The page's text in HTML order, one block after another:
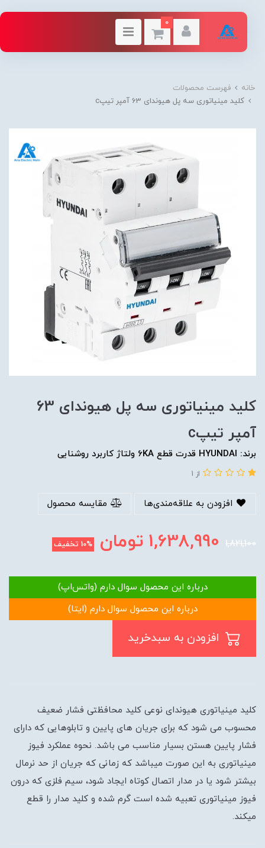
0
خانه
فهرست محصولات
کلید مینیاتوری سه پل هیوندای 63 آمپر تیپc
کلید مینیاتوری سه پل هیوندای 63
آمپر تیپc
برند: HYUNDAI قدرت قطع 6KA ولتاژ کاربرد روشنایی
از 1
افزودن به علاقه‌مندی‌ها مقایسه محصول
1,821,100
1,638,990تومان 10%تخفیف
درباره این محصول سوال دارم (واتس‌اپ)
درباره این محصول سوال دارم (ایتا)
کلید مینیاتوری هیوندای نوعی کلید محافظتی فشار ضعیف
محسوب می شود که برای جریان های پایین و تابلوهایی که دارای
فشار پایین هستن بسیار مناسب می باشد. نحوه عملکرد فیوز
مینیاتوری به این صورت میباشد که زمانی که جریان از حد نرمال
بیشتر شود یا در مدار اتصال کوتاه ایجاد شود، سیم فلزی که درون
فیوز مینیاتوری تعبیه شده است گرم شده و کلید مدار را قطع
میکند.